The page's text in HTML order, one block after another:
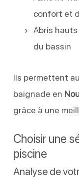
confort et
Abris
du bassin
Ils permettent
baignade en
grâce à une
Choisir une
piscine
Analyse de